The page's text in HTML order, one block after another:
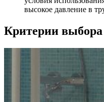
высокое давление в
Критерии выбора